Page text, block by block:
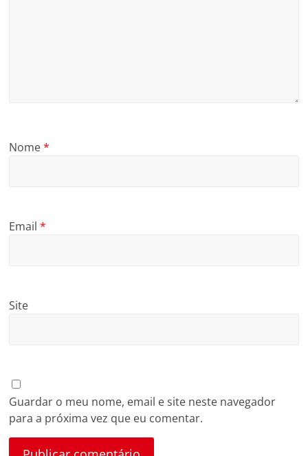
Nome*
Email*
Site
Guardar o meu nome, email e site neste navegador
para a próxima vez que eu comentar.